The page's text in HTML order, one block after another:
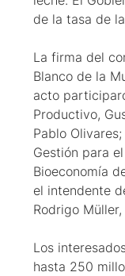
de la tasa de
La firma del
Blanco de la
acto
Productivo,
Pablo
Gestión para
Bioeconomía
el intendente
Rodrigo
Los
hasta 250